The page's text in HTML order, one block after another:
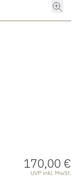
170,00 €
UVP inkl. MwSt.